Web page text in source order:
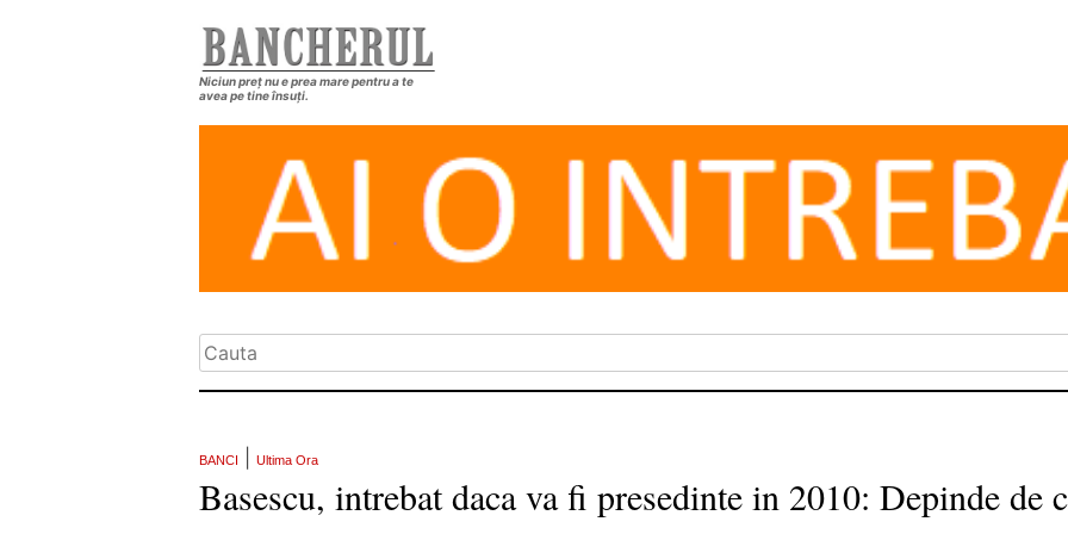
Niciun preț nu e prea mare pentru a te
avea pe tine însuți.
BANCI Ultima Ora
Basescu, intrebat daca va fi presedinte in 2010: Depinde de